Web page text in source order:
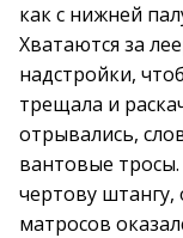
как с нижней
Хватаются за
надстройки,
трещала и
отрывались,
вантовые
чертову
матросов